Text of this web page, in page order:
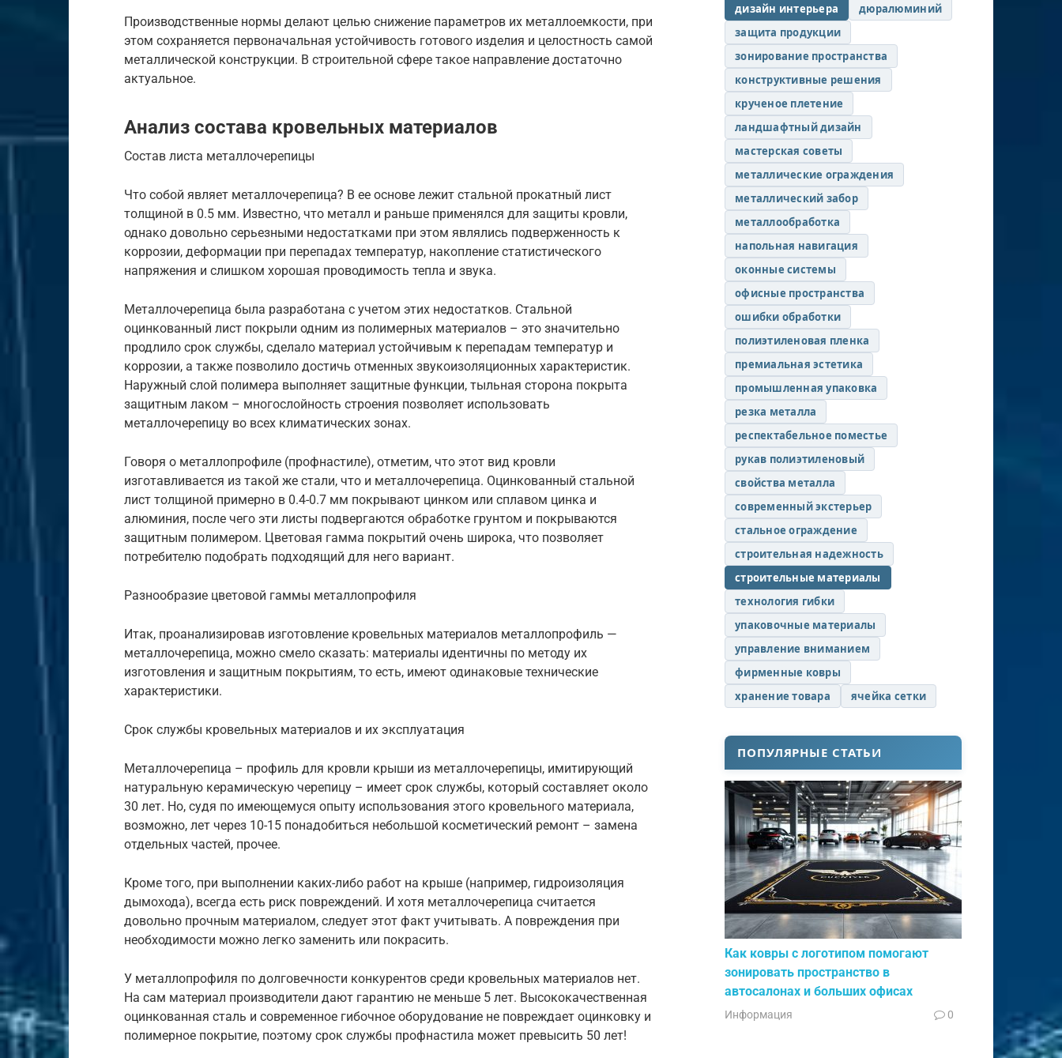
Производственные нормы делают целью снижение параметров их металлоемкости, при
этом сохраняется первоначальная устойчивость готового изделия и целостность самой
металлической конструкции. В строительной сфере такое направление достаточно
актуальное.
Анализ состава кровельных материалов
Состав листа металлочерепицы
Что собой являет металлочерепица? В ее основе лежит стальной прокатный лист
толщиной в 0.5 мм. Известно, что металл и раньше применялся для защиты кровли,
однако довольно серьезными недостатками при этом являлись подверженность к
коррозии, деформации при перепадах температур, накопление статистического
напряжения и слишком хорошая проводимость тепла и звука.
Металлочерепица была разработана с учетом этих недостатков. Стальной
оцинкованный лист покрыли одним из полимерных материалов – это значительно
продлило срок службы, сделало материал устойчивым к перепадам температур и
коррозии, а также позволило достичь отменных звукоизоляционных характеристик.
Наружный слой полимера выполняет защитные функции, тыльная сторона покрыта
защитным лаком – многослойность строения позволяет использовать
металлочерепицу во всех климатических зонах.
Говоря о металлопрофиле (профнастиле), отметим, что этот вид кровли
изготавливается из такой же стали, что и металлочерепица. Оцинкованный стальной
лист толщиной примерно в 0.4-0.7 мм покрывают цинком или сплавом цинка и
алюминия, после чего эти листы подвергаются обработке грунтом и покрываются
защитным полимером. Цветовая гамма покрытий очень широка, что позволяет
потребителю подобрать подходящий для него вариант.
Разнообразие цветовой гаммы металлопрофиля
Итак, проанализировав изготовление кровельных материалов металлопрофиль —
металлочерепица, можно смело сказать: материалы идентичны по методу их
изготовления и защитным покрытиям, то есть, имеют одинаковые технические
характеристики.
Срок службы кровельных материалов и их эксплуатация
Металлочерепица – профиль для кровли крыши из металлочерепицы, имитирующий
натуральную керамическую черепицу – имеет срок службы, который составляет около
30 лет. Но, судя по имеющемуся опыту использования этого кровельного материала,
возможно, лет через 10-15 понадобиться небольшой косметический ремонт – замена
отдельных частей, прочее.
Кроме того, при выполнении каких-либо работ на крыше (например, гидроизоляция
дымохода), всегда есть риск повреждений. И хотя металлочерепица считается
довольно прочным материалом, следует этот факт учитывать. А повреждения при
необходимости можно легко заменить или покрасить.
У металлопрофиля по долговечности конкурентов среди кровельных материалов нет.
На сам материал производители дают гарантию не меньше 5 лет. Высококачественная
оцинкованная сталь и современное гибочное оборудование не повреждает оцинковку и
полимерное покрытие, поэтому срок службы профнастила может превысить 50 лет!
дизайн интерьера
дюралюминий
защита продукции
зонирование пространства
конструктивные решения
крученое плетение
ландшафтный дизайн
мастерская советы
металлические ограждения
металлический забор
металлообработка
напольная навигация
оконные системы
офисные пространства
ошибки обработки
полиэтиленовая пленка
премиальная эстетика
промышленная упаковка
резка металла
респектабельное поместье
рукав полиэтиленовый
свойства металла
современный экстерьер
стальное ограждение
строительная надежность
строительные материалы
технология гибки
упаковочные материалы
управление вниманием
фирменные ковры
хранение товара
ячейка сетки
ПОПУЛЯРНЫЕ СТАТЬИ
Как ковры с логотипом помогают
зонировать пространство в
автосалонах и больших офисах
Информация 0